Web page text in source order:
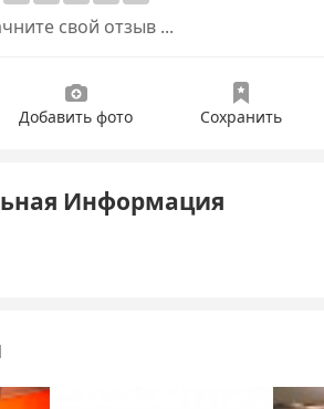
свой отзыв ...
Добавить фото Сохранить
Информация